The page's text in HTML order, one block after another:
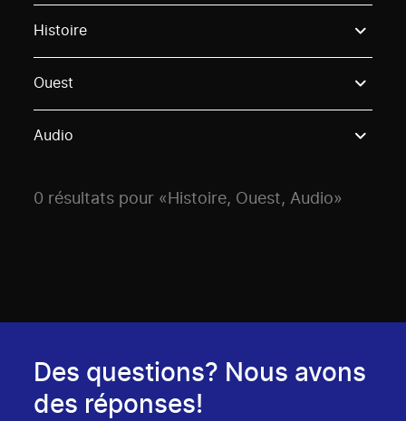
Histoire
Ouest
Audio
0 résultats pour «Histoire, Ouest, Audio»
Des questions? Nous avons
des réponses!